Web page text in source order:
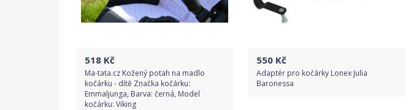
518 Kč
Ma-tata.cz Kožený potah na madlo
kočárku - dítě Značka kočárku:
Emmaljunga, Barva: černá, Model
kočárku: Viking
550 Kč
Adaptér pro kočárky Lonex Julia
Baronessa